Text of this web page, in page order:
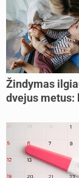
Žindymas
dvejus metus:
nujunkyti?